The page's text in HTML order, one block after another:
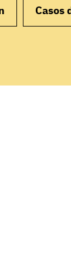
Casos